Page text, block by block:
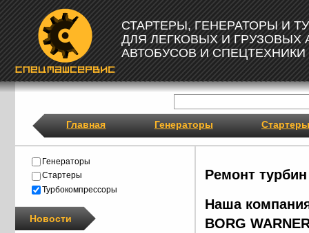
СТАРТЕРЫ, ГЕНЕРАТОРЫ И
ДЛЯ ЛЕГКОВЫХ И ГРУЗОВЫХ
АВТОБУСОВ И СПЕЦТЕХНИКИ
Главная Генераторы Стартеры
Ремонт турбин
Наша
BORG
Генераторы
Стартеры
Турбокомпрессоры
Новости